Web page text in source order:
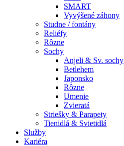
SMART
Vyvýšené záhony
Studne / fontány
Reliéfy
Rôzne
Sochy
Anjeli & Sv. sochy
Betlehem
Japonsko
Rôzne
Umenie
Zvieratá
Striešky & Parapety
Tienidlá & Svietidlá
Služby
Kariéra